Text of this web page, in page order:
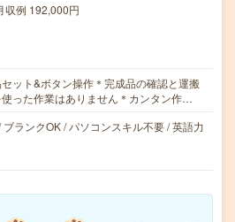
例 192,000円
ット&ボタン操作＊完成品の確認と運搬
使った作業はありません＊カンタン作…
ランクOK / パソコンスキル不要 / 英語力